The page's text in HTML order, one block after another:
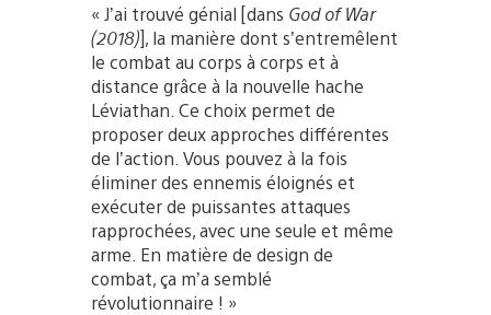
« J’ai trouvé génial [dans God of War
(2018)], la manière dont s’entremêlent
le combat au corps à corps et à
distance grâce à la nouvelle hache
Léviathan. Ce choix permet de
proposer deux approches différentes
de l’action. Vous pouvez à la fois
éliminer des ennemis éloignés et
exécuter de puissantes attaques
rapprochées, avec une seule et même
arme. En matière de design de
combat, ça m’a semblé
révolutionnaire ! »